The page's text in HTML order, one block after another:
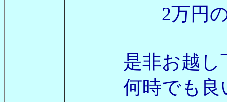
2万円の超ハ
是非お越し
何時でも良